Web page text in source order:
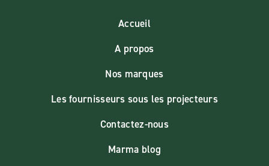
Accueil
A propos
Nos marques
Les fournisseurs sous les projecteurs
Contactez-nous
Marma blog